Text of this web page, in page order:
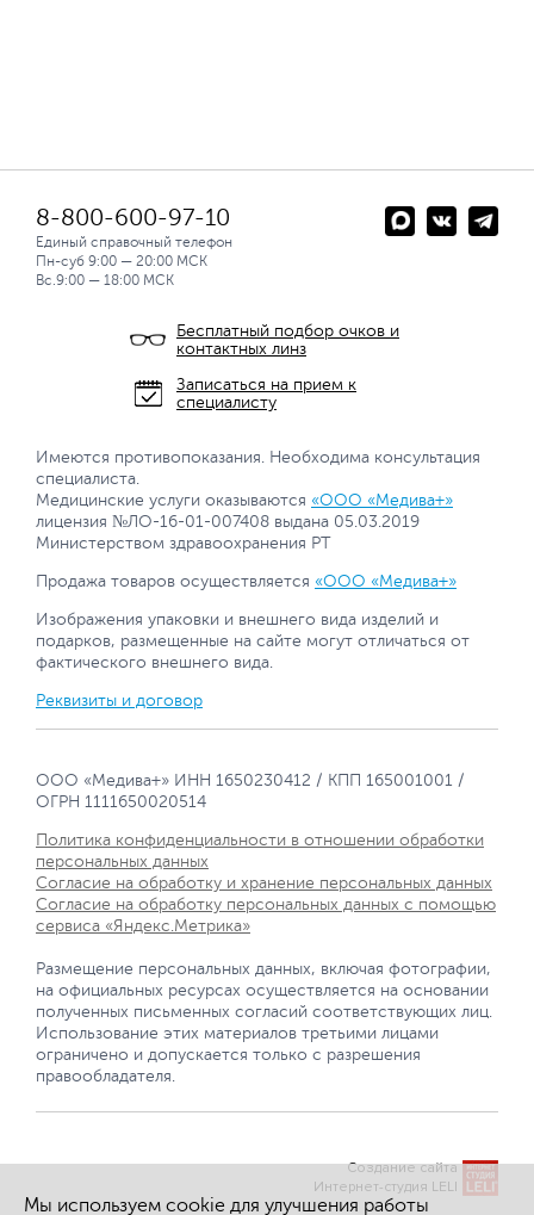
8-800-600-97-10
Единый справочный телефон
Пн-суб 9:00 — 20:00 МСК
Вс.9:00 — 18:00 МСК
Бесплатный подбор очков и
контактных линз
Записаться на прием к
специалисту
Имеются противопоказания. Необходима консультация
специалиста.
Медицинские услуги оказываются «ООО «Медива+»
лицензия №ЛО-16-01-007408 выдана 05.03.2019
Министерством здравоохранения РТ
Продажа товаров осуществляется «ООО «Медива+»
Изображения упаковки и внешнего вида изделий и
подарков, размещенные на сайте могут отличаться от
фактического внешнего вида.
Реквизиты и договор
ООО «Медива+» ИНН 1650230412 / КПП 165001001 /
ОГРН 1111650020514
Политика конфиденциальности в отношении обработки
персональных данных
Согласие на обработку и хранение персональных данных
Согласие на обработку персональных данных с помощью
сервиса «Яндекс.Метрика»
Размещение персональных данных, включая фотографии,
на официальных ресурсах осуществляется на основании
полученных письменных согласий соответствующих лиц.
Использование этих материалов третьими лицами
ограничено и допускается только с разрешения
правообладателя.
Создание сайта
Интернет-студия LELI
Мы используем cookie для улучшения работы